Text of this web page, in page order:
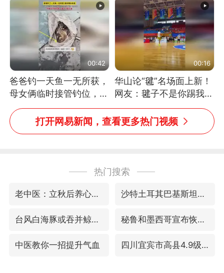
00:42
爸爸钓一天鱼一无所获，
母女俩临时接管钓位，用
玩具鱼竿钓上大鱼
00:16
华山论“毽”名场面上新！
网友：毽子不是你踢我
捡，我踢你捡吗
打开网易新闻，查看更多热门视频
热门搜索
老中医：立秋后养心是关键 沙特土耳其巴基斯坦签署共同防务协议
台风白海豚或吞并鲸鱼 登陆地点更新 秘鲁和墨西哥宣布恢复外交关系
中医教你一招提升气血 四川宜宾市高县4.9级地震致1人死亡